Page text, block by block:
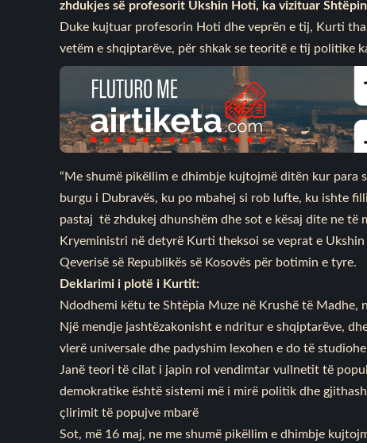
zhdukjes së profesorit Ukshin Hoti, ka vizituar
Duke kujtuar profesorin Hoti dhe veprën e tij, Kurti
vetëm e shqiptarëve, për shkak se teoritë e tij politike
“Me shumë pikëllim e dhimbje kujtojmë ditën kur
burgu i Dubravës, ku po mbahej si rob lufte, ku ishte
pastaj të zhdukej dhunshëm dhe sot e kësaj dite ne të
Kryeministri në detyrë Kurti theksoi se veprat e
Qeverisë së Republikës së Kosovës për botimin e tyre.
Deklarimi i plotë i Kurtit:
Ndodhemi këtu te Shtëpia Muze në Krushë të
Një mendje jashtëzakonisht e ndritur e shqiptarëve,
vlerë universale dhe padyshim lexohen e do të
Janë teori të cilat i japin rol vendimtar vullnetit të
demokratike është sistemi më i mirë politik dhe
çlirimit të popujve mbarë
Sot, më 16 maj, ne me shumë pikëllim e dhimbje